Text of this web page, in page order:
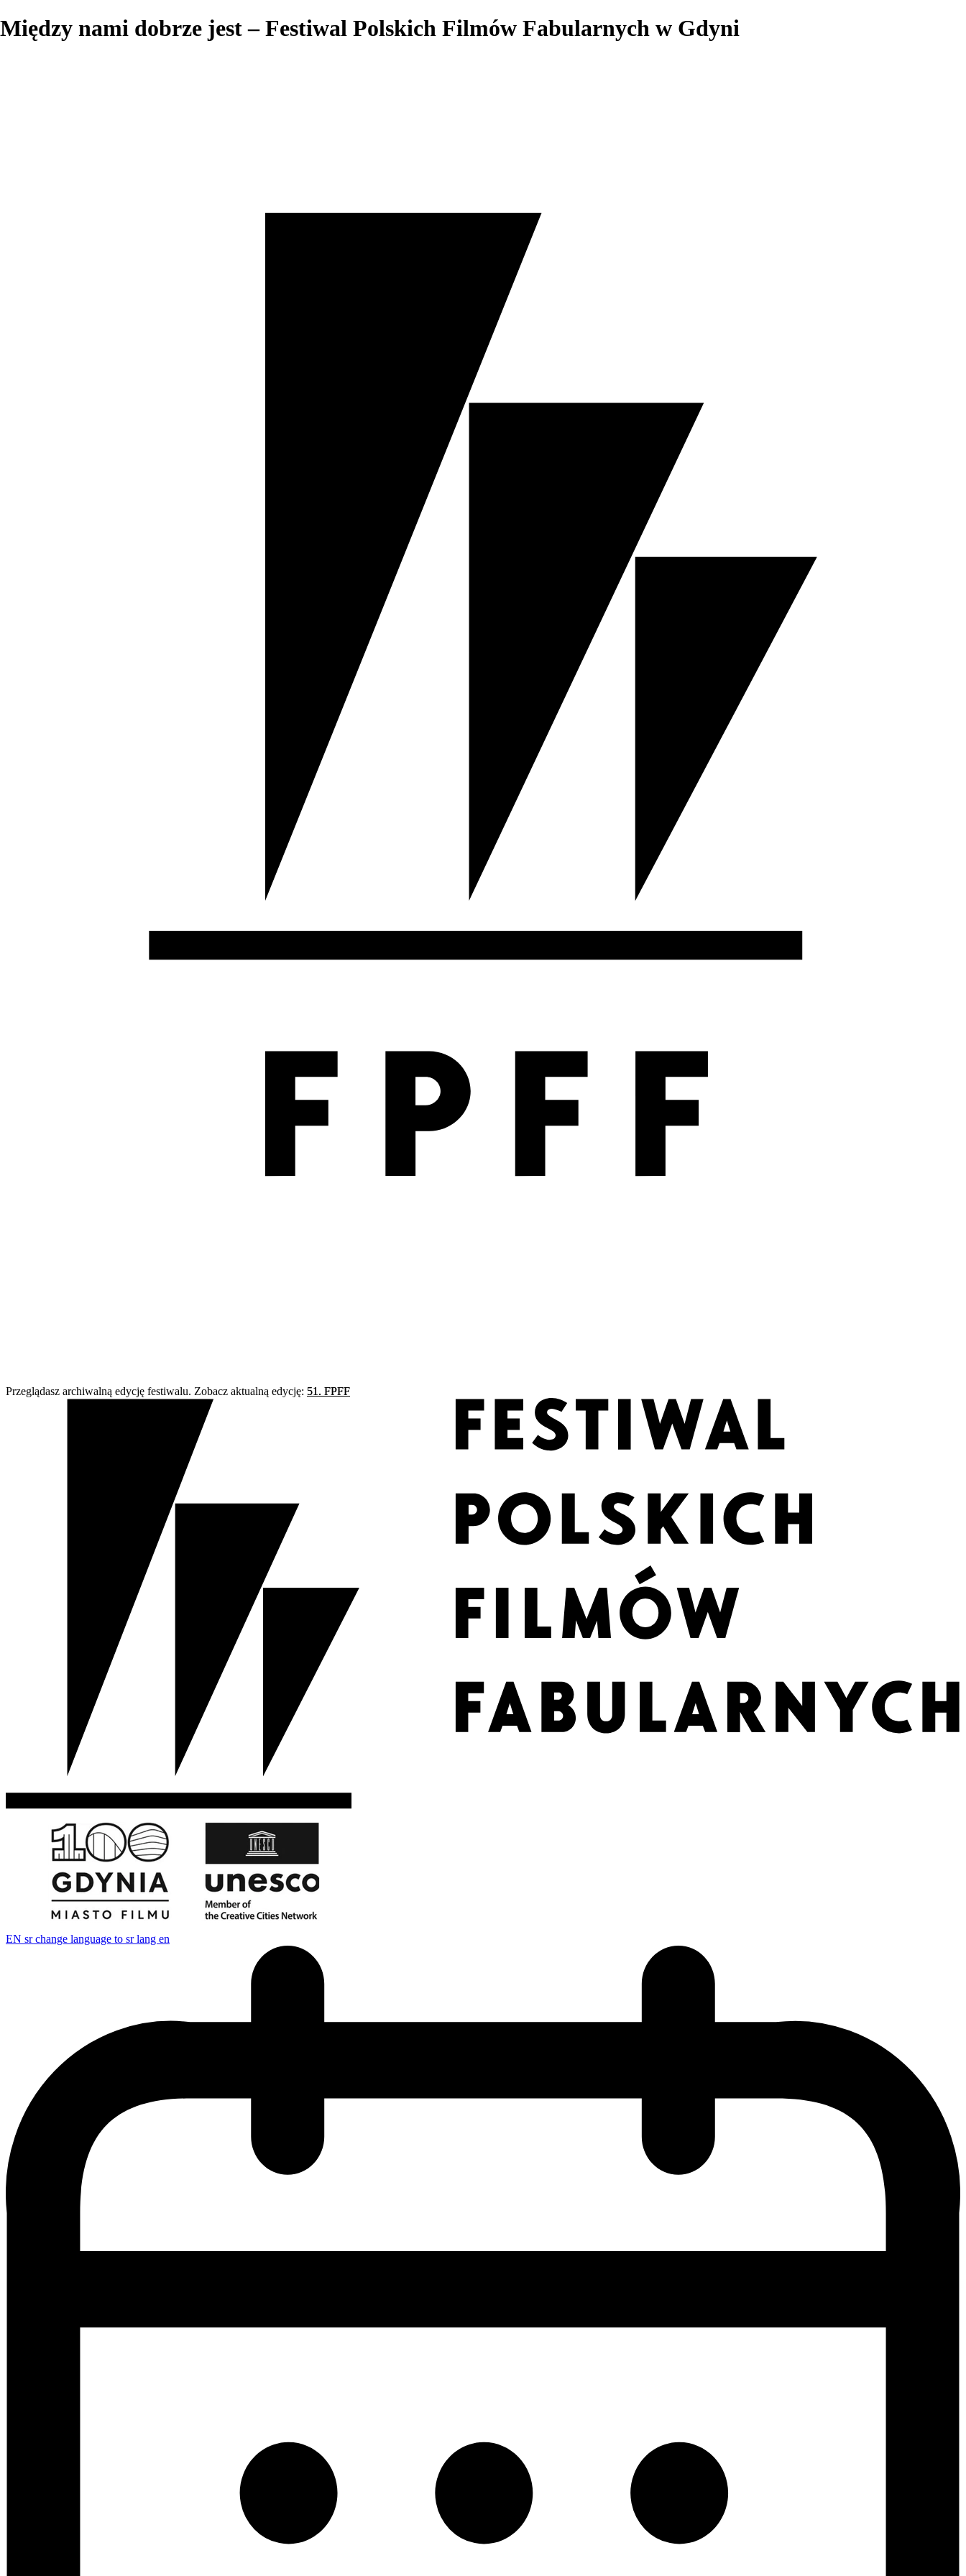
Między nami dobrze jest – Festiwal Polskich Filmów Fabularnych w Gdyni
Przeglądasz archiwalną edycję festiwalu. Zobacz aktualną edycję: 51. FPFF
EN sr change language to sr lang en